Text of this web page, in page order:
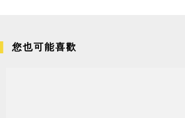
您也可能喜歡